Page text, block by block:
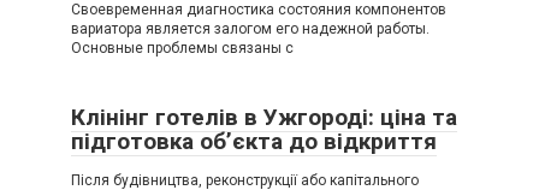
Своевременная диагностика состояния компонентов
вариатора является залогом его надежной работы.
Основные проблемы связаны с
Клінінг готелів в Ужгороді: ціна та
підготовка об’єкта до відкриття
Після будівництва, реконструкції або капітального